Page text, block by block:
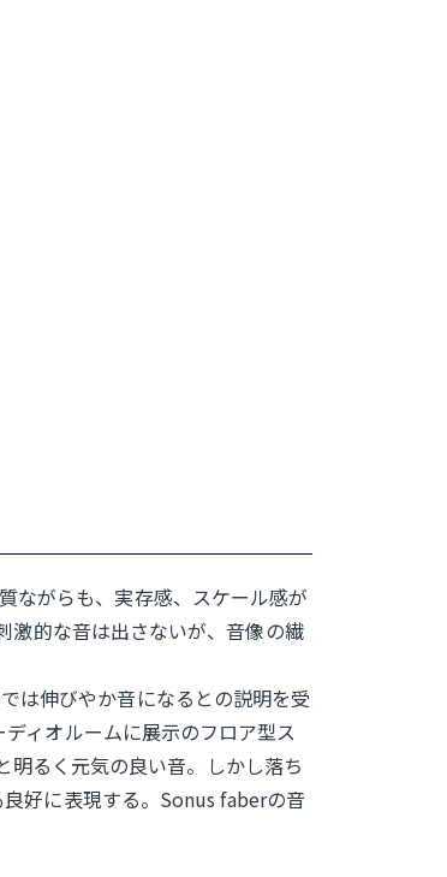
ながらも、実存感、スケール感が
激的な音は出さないが、音像の繊
は伸びやか音になるとの説明を受
ィオルームに展示のフロア型ス
明るく元気の良い音。しかし落ち
好に表現する。Sonus faberの音